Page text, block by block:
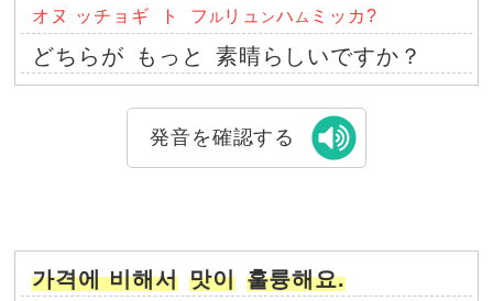
オヌ ッチョギ ト フ ル リュ ンハ ム ミッカ?
どちらが もっと 素晴らしいですか？
発音を確認する
가격에 비해서 맛이 훌륭해요.